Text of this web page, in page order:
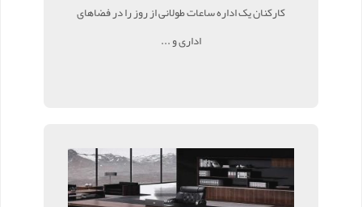
کارکنان یک اداره ساعات طولانی از روز را در فضاهای
اداری و ...